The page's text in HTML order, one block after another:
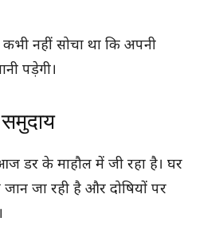
नहीं सोचा था कि अपनी
पड़ेगी।
डर के माहौल में जी रहा है। घर
जा रही है और दोषियों पर